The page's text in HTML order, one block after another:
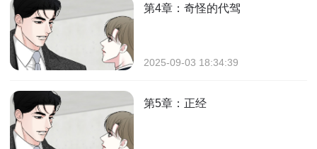
第4章：奇怪的代驾
2025-09-03 18:34:39
第5章：正经